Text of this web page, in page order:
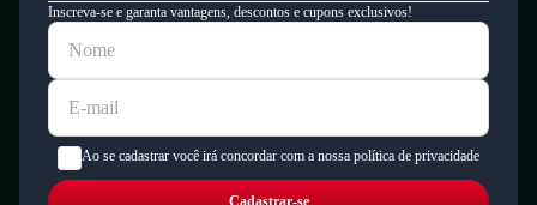
elegância e leveza, ótima para eventos elegantes.
Anabela de Couro:
Anabela com Detalhes Metalizados e Pedrarias:
para quem
deseja um toque extra de glamour e sofisticação.
Por que escolher a sandália Anabela?
A sandália Anabela é um item essencial no guarda-roupa
feminino por diversas razões:
Inscreva-se e garanta vantagens, descontos e cupons exclusivos!
Ao se cadastrar você irá concordar com a nossa política de privacidade
Cadastrar-se